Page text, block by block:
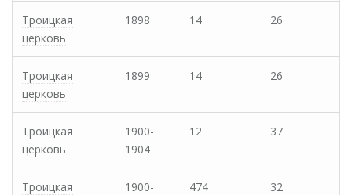
Троицкая
церковь
1898 14 26
Троицкая
церковь
1899 14 26
Троицкая
церковь
1900-
1904
12 37
Троицкая
1900-
474 32